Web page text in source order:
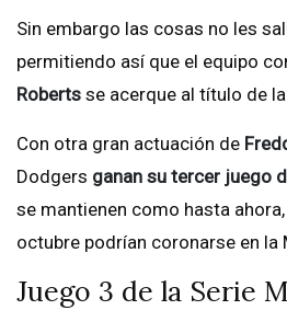
Sin embargo las cosas no les
permitiendo así que el equipo
Roberts se acerque al título de
Con otra gran actuación de
Dodgers ganan su tercer juego
se mantienen como hasta
octubre podrían coronarse en la
Juego 3 de la Serie